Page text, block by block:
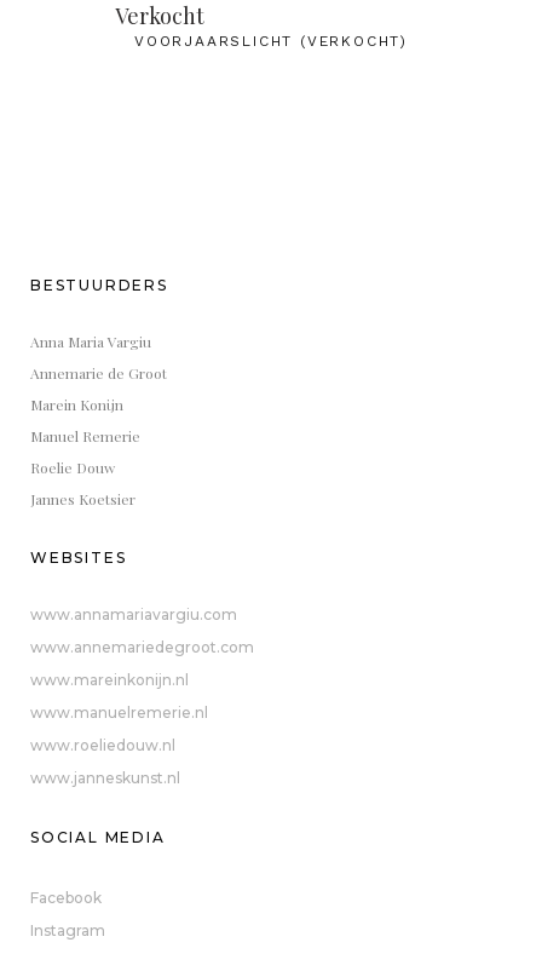
Verkocht
VOORJAARSLICHT (VERKOCHT)
BESTUURDERS
Anna Maria Vargiu
Annemarie de Groot
Marein Konijn
Manuel Remerie
Roelie Douw
Jannes Koetsier
WEBSITES
www.annamariavargiu.com
www.annemariedegroot.com
www.mareinkonijn.nl
www.manuelremerie.nl
www.roeliedouw.nl
www.janneskunst.nl
SOCIAL MEDIA
Facebook
Instagram